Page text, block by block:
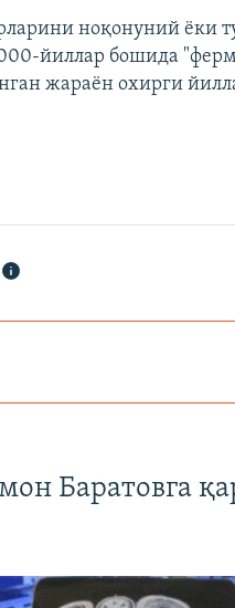
ноқонуний ёки
йиллар бошида
жараён охирги
Баратовга